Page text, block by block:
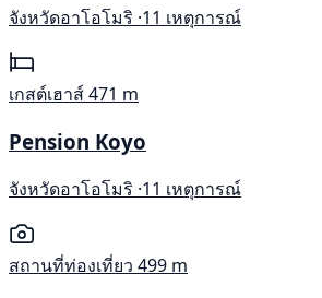
จังหวัดอาโอโมริ ·11 เหตุการณ์
เกสต์เฮาส์471 m
Pension Koyo
จังหวัดอาโอโมริ ·11 เหตุการณ์
สถานที่ท่องเที่ยว 499 m